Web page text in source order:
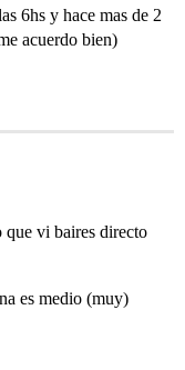
6hs y hace mas de 2
acuerdo bien)
que vi baires directo
es medio (muy)